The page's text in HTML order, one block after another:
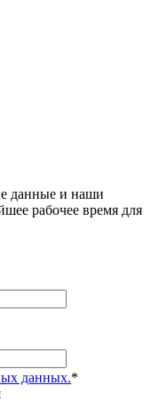
данные и наши
рабочее время для
данных.*